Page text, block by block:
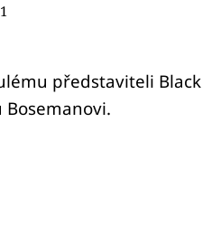
představiteli Black
Bosemanovi.